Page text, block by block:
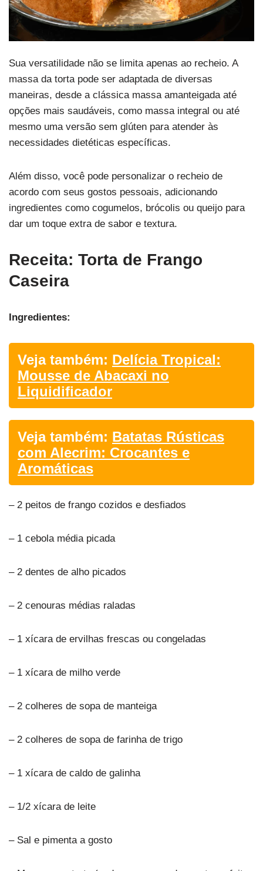
Sua versatilidade não se limita apenas ao recheio. A
massa da torta pode ser adaptada de diversas
maneiras, desde a clássica massa amanteigada até
opções mais saudáveis, como massa integral ou até
mesmo uma versão sem glúten para atender às
necessidades dietéticas específicas.
Além disso, você pode personalizar o recheio de
acordo com seus gostos pessoais, adicionando
ingredientes como cogumelos, brócolis ou queijo para
dar um toque extra de sabor e textura.
Receita: Torta de Frango
Caseira
Ingredientes:
Veja também: Delícia Tropical:
Mousse de Abacaxi no
Liquidificador
Veja também: Batatas Rústicas
com Alecrim: Crocantes e
Aromáticas
– 2 peitos de frango cozidos e desfiados
– 1 cebola média picada
– 2 dentes de alho picados
– 2 cenouras médias raladas
– 1 xícara de ervilhas frescas ou congeladas
– 1 xícara de milho verde
– 2 colheres de sopa de manteiga
– 2 colheres de sopa de farinha de trigo
– 1 xícara de caldo de galinha
– 1/2 xícara de leite
– Sal e pimenta a gosto